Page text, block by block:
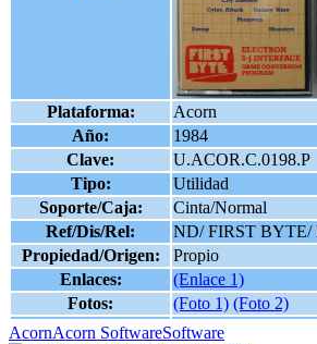
Plataforma:
Acorn
Año:
1984
Clave:
U.ACOR.C.0198.P
Tipo:
Utilidad
Soporte/Caja:
Cinta/Normal
Ref/Dis/Rel:
ND/ FIRST BYTE/
Propiedad/Origen:
Propio
Enlaces:
(Enlace 1)
Fotos:
(Foto 1) (Foto 2)
AcornAcorn SoftwareSoftware